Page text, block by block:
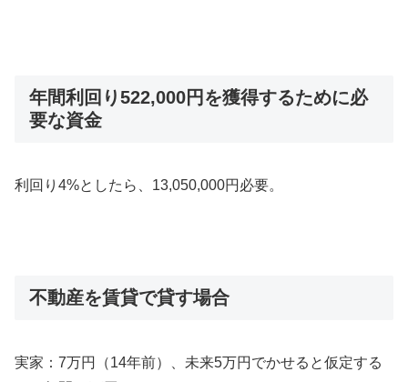
年間利回り522,000円を獲得するために必
要な資金
利回り4%としたら、13,050,000円必要。
不動産を賃貸で貸す場合
実家：7万円（14年前）、未来5万円でかせると仮定する